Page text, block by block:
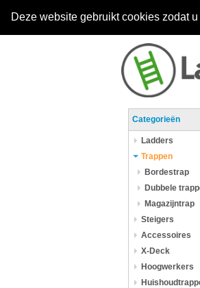
Deze website gebruikt cookies zodat
Categorieën
Ladders
Trappen
Bordestrap
Dubbele
Magazijntrap
Steigers
Accessoires
X-Deck
Hoogwerkers